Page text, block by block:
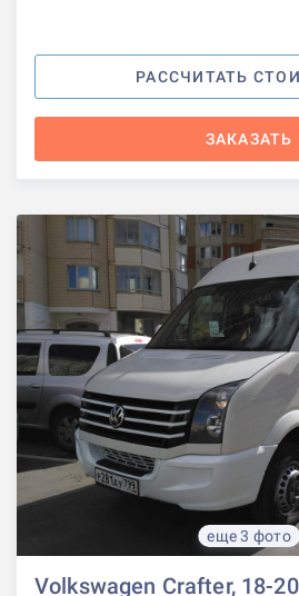
РАССЧИТАТЬ
ЗАКАЗАТЬ
еще 3 фото
Volkswagen Crafter, 18-